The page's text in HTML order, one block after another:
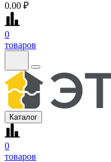
0.00 ₽
0
товаров
Каталог
0
товаров